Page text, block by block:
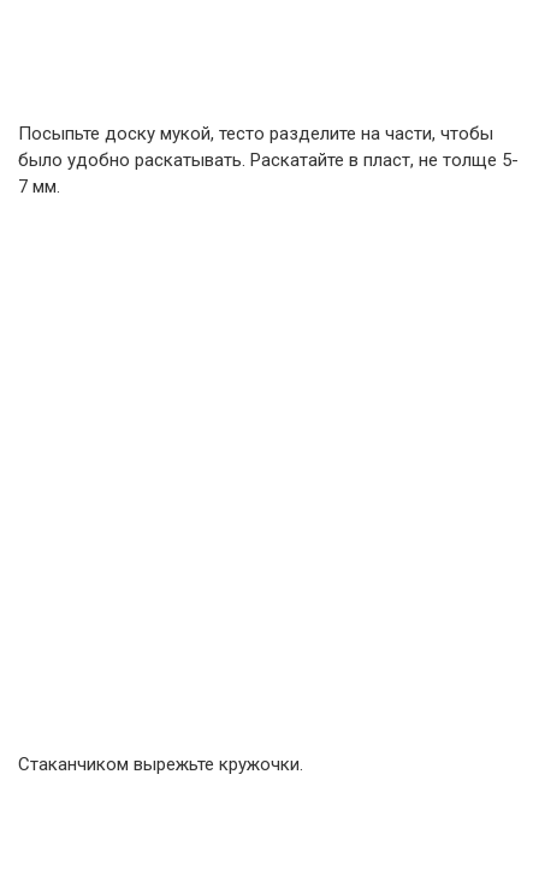
Посыпьте доску мукой, тесто разделите на части, чтобы
было удобно раскатывать. Раскатайте в пласт, не толще 5-
7 мм.
Стаканчиком вырежьте кружочки.